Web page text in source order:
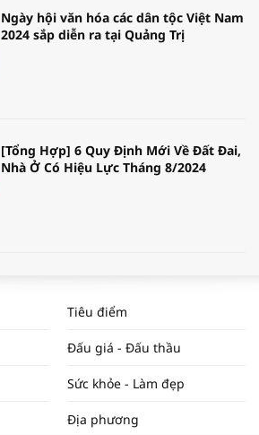
Ngày hội văn hóa các dân tộc Việt Nam
2024 sắp diễn ra tại Quảng Trị
[Tổng Hợp] 6 Quy Định Mới Về Đất Đai,
Nhà Ở Có Hiệu Lực Tháng 8/2024
NAM NĂM 2024 VÀ NĂM 2025 | NHỊP
ĐẬP THỊ TRƯỜNG #62
Tọa đàm “Xúc tiến thương mại: Khơi
Tiêu điểm
Đấu giá - Đấu thầu
Sức khỏe - Làm đẹp
Địa phương